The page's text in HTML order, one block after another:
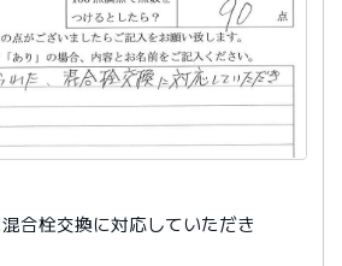
合栓交換に対応していただき